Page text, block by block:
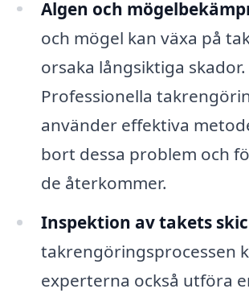
Algen och
och mögel kan växa på
orsaka långsiktiga skador.
Professionella
använder effektiva
bort dessa problem och
de återkommer.
Inspektion av takets
takrengöringsprocessen
experterna också utföra